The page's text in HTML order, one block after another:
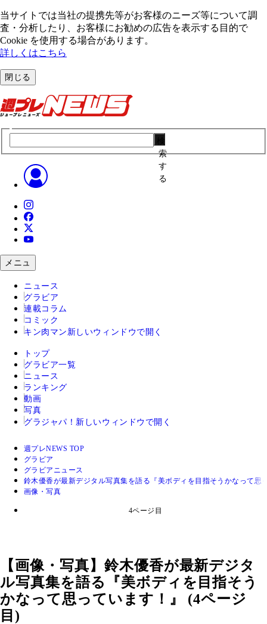
当サイトでは当社の提携先等がお客様のニーズ等について調
査・分析したり、お客様にお勧めの広告を表⽰する⽬的で
Cookie を使⽤する場合があります。
詳しくはこちら
閉じる
索
す
る
メニュ
ニュース
グラビア
連載コラム
コミック
キン肉マン 新しいウィンドウで開く
トップ
グラビア一覧
ニュース
ランキング
動画
写真
グラジャパ！ 新しいウィンドウで開く
週プレNEWS TOP
グラビア
グラビアニュース
鈴木優香が最新デジタル写真集を語る『美ボディを目指そうかなって思
画像・写真
4ページ目
【画像・写真】鈴木優香が最新デジタ
ル写真集を語る『美ボディを目指そう
かなって思っています！』 (4ページ
目)